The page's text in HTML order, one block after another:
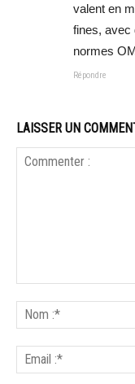
valent en
fines, avec
normes
Répondre
LAISSER UN